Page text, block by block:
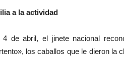
a la actividad
de abril, el jinete nacional
los caballos que le dieron la